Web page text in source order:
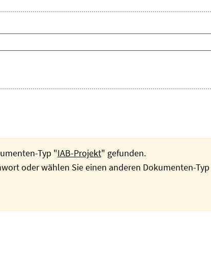
Typ "IAB-Projekt" gefunden.
oder wählen Sie einen anderen Dokumenten-Typ